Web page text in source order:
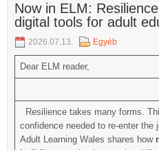
Now in ELM:
digital tools for adult
2026.07.13. Egyéb
Dear ELM reader,
Resilience takes many forms.
confidence needed to re-enter the
Adult Learning Wales shares how